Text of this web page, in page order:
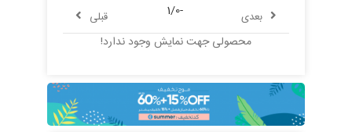
قبلی -1/0 بعدی
محصولی جهت نمایش وجود ندارد!